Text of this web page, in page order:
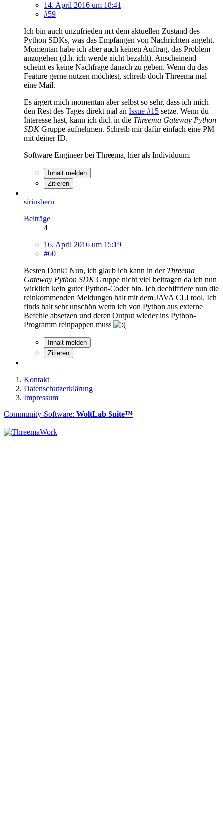
14. April 2016 um 18:41
#59
Ich bin auch unzufrieden mit dem aktuellen Zustand des
Python SDKs, was das Empfangen von Nachrichten angeht.
Momentan habe ich aber auch keinen Auftrag, das Problem
anzugehen (d.h. ich werde nicht bezahlt). Anscheinend
scheint es keine Nachfrage danach zu geben. Wenn du das
Feature gerne nutzen möchtest, schreib doch Threema mal
eine Mail.
Es ärgert mich momentan aber selbst so sehr, dass ich mich
den Rest des Tages direkt mal an Issue #15 setze. Wenn du
Interesse hast, kann ich dich in die Threema Gateway Python
SDKGruppe aufnehmen. Schreib mir dafür einfach eine PM
mit deiner ID.
Software Engineer bei Threema, hier als Individuum.
Inhalt melden
Zitieren
siriusbern
Beiträge
4
16. April 2016 um 15:19
#60
Besten Dank! Nun, ich glaub ich kann in der Threema
Gateway Python SDKGruppe nicht viel beitragen da ich nun
wirklich kein guter Python-Coder bin. Ich dechiffriere nun die
reinkommenden Meldungen halt mit dem JAVA CLI tool. Ich
finds halt sehr unschön wenn ich von Python aus externe
Befehle absetzen und deren Output wieder ins Python-
Programm reinpappen muss
Inhalt melden
Zitieren
Kontakt
Datenschutzerklärung
Impressum
Community-Software: WoltLab Suite™